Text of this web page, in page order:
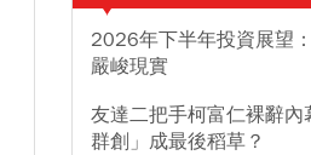
2026年下半年投資展望
嚴峻現實
友達二把手柯富仁裸辭內
群創」成最後稻草？